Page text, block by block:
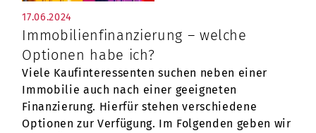
17.06.2024
Immobilienfinanzierung – welche
Optionen habe ich?
Viele Kaufinteressenten suchen neben einer
Immobilie auch nach einer geeigneten
Finanzierung. Hierfür stehen verschiedene
Optionen zur Verfügung. Im Folgenden geben wir